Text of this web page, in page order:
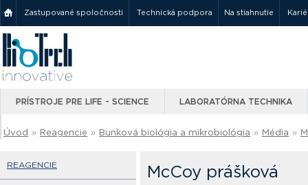
Zastupované spoločnosti Technická podpora Na stiahnutie
PRÍSTROJE PRE LIFE - SCIENCE LABORATÓRNA TECHNIKA
Úvod » Reagencie » Bunková biológia a mikrobiológia » Média »
REAGENCIE McCoy prášková